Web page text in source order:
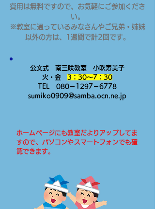
費用は無料ですので、お気軽にご参加くださ
い。
※教室に通っているみなさんやご兄弟・姉妹
以外の方は、1週間で計2回です。
公文式 南三咲教室 小吹寿美子
火・金 3：30～7：30
TEL 080－1297－6778
sumiko0909@samba.ocn.ne.jp
ホームページにも教室だよりアップしてま
すので、パソコンやスマートフォンでも確
認できます。